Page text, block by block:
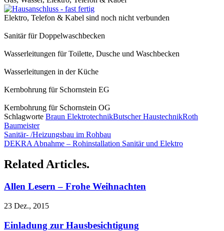
Elektro, Telefon & Kabel sind noch nicht verbunden
Sanitär für Doppelwaschbecken
Wasserleitungen für Toilette, Dusche und Waschbecken
Wasserleitungen in der Küche
Kernbohrung für Schornstein EG
Kernbohrung für Schornstein OG
Schlagworte Braun ElektrotechnikButscher HaustechnikRoth
Baumeister
Sanitär- /Heizungsbau im Rohbau
DEKRA Abnahme – Rohinstallation Sanitär und Elektro
Related Articles.
Allen Lesern – Frohe Weihnachten
23 Dez., 2015
Einladung zur Hausbesichtigung